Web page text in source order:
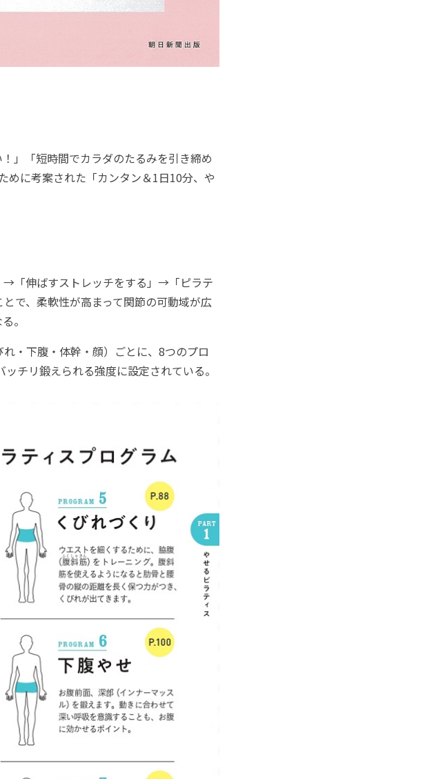
」「短時間でカラダのたるみを引き締め
めに考案された「カンタン＆1日10分、や
「伸ばすストレッチをする」→「ピラテ
で、柔軟性が高まって関節の可動域が広
。
・下腹・体幹・顔）ごとに、8つのプロ
チリ鍛えられる強度に設定されている。